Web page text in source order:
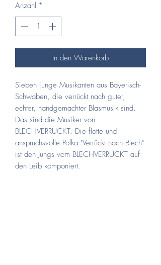
Anzahl *
In den Warenkorb
Sieben junge Musikanten aus Bayerisch-
Schwaben, die verrückt nach guter,
echter, handgemachter Blasmusik sind.
Das sind die Musiker von
BLECHVERRÜCKT. Die flotte und
anspruchsvolle Polka "Verrückt nach Blech"
ist den Jungs vom BLECHVERRÜCKT auf
den Leib komponiert.